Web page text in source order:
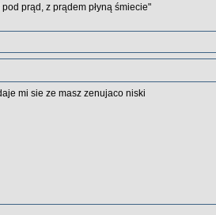
prąd, z prądem płyną śmiecie"
mi sie ze masz zenujaco niski